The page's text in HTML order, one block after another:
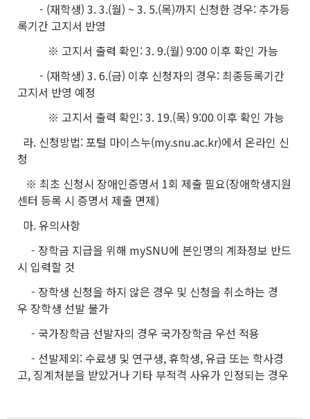
- (재학생) 3. 3.(월) ~ 3. 5.(목)까지 신청한 경우: 추가등
록기간 고지서 반영
※ 고지서 출력 확인: 3. 9.(월) 9:00 이후 확인 가능
- (재학생) 3. 6.(금) 이후 신청자의 경우: 최종등록기간
고지서 반영 예정
※ 고지서 출력 확인: 3. 19.(목) 9:00 이후 확인 가능
라. 신청방법: 포털 마이스누(my.snu.ac.kr)에서 온라인 신
청
※ 최초 신청시 장애인증명서 1회 제출 필요(장애학생지원
센터 등록 시 증명서 제출 면제)
마. 유의사항
- 장학금 지급을 위해 mySNU에 본인명의 계좌정보 반드
시 입력할 것
- 장학생 신청을 하지 않은 경우 및 신청을 취소하는 경
우 장학생 선발 불가
- 국가장학금 선발자의 경우 국가장학금 우선 적용
- 선발제외: 수료생 및 연구생, 휴학생, 유급 또는 학사경
고, 징계처분을 받았거나 기타 부적격 사유가 인정되는 경우